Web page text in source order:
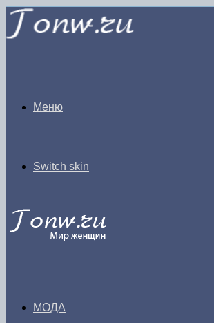
Меню
Switch skin
МОДА